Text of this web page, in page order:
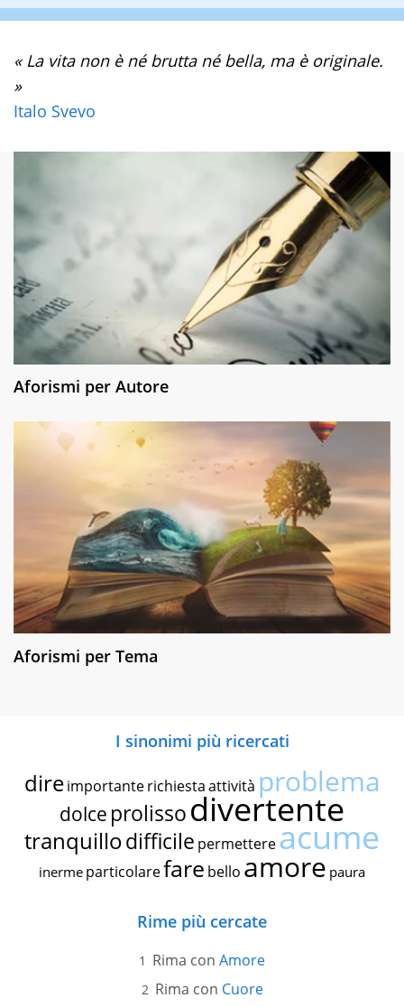
« La vita non è né brutta né bella, ma è originale.
»
Italo Svevo
Aforismi per Autore
Aforismi per Tema
I sinonimi più ricercati
dire importante richiestaattività problema
dolce prolissodivertente
tranquillodifficile permettereacume
inerme particolarefare bello amore paura
Rime più cercate
Rima con Amore
Rima con Cuore